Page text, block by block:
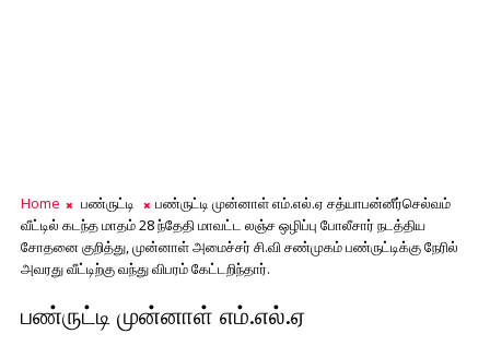
Home பண்ருட்டி
பண்ருட்டி முன்னாள் எம்.எல்.ஏ சத்யாபன்னீர்செல்வம்
வீட்டில் கடந்த மாதம் 28 ந்தேதி மாவட்ட லஞ்ச ஒழிப்பு போலீசார் நடத்திய
சோதனை குறித்து, முன்னாள் அமைச்சர் சி.வி சண்முகம் பண்ருட்டிக்கு நேரில்
அவரது வீட்டிற்கு வந்து விபரம் கேட்டறிந்தார்.
பண்ருட்டி முன்னாள் எம்.எல்.ஏ